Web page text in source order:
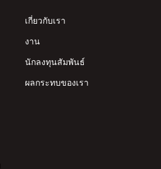
เกี่ยวกับเรา
งาน
นักลงทุนสัมพันธ์
ผลกระทบของเรา